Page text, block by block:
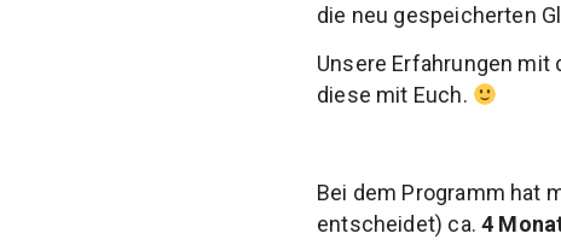
die neu gespeicherten
Unsere Erfahrungen mit
diese mit Euch.
Bei dem Programm hat
entscheidet) ca.4